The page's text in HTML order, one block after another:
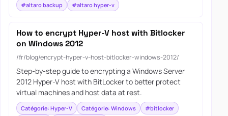
#altaro backup
#altaro hyper-v
How to encrypt Hyper-V host with Bitlocker
on Windows 2012
/fr/blog/encrypt-hyper-v-host-bitlocker-windows-2012/
Step-by-step guide to encrypting a Windows Server
2012 Hyper-V host with BitLocker to better protect
virtual machines and host data at rest.
Catégorie: Hyper-V Catégorie: Windows
#bitlocker